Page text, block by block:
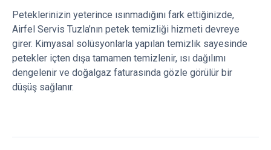
Peteklerinizin yeterince ısınmadığını fark ettiğinizde,
Airfel Servis Tuzla’nın petek temizliği hizmeti devreye
girer. Kimyasal solüsyonlarla yapılan temizlik sayesinde
petekler içten dışa tamamen temizlenir, ısı dağılımı
dengelenir ve doğalgaz faturasında gözle görülür bir
düşüş sağlanır.